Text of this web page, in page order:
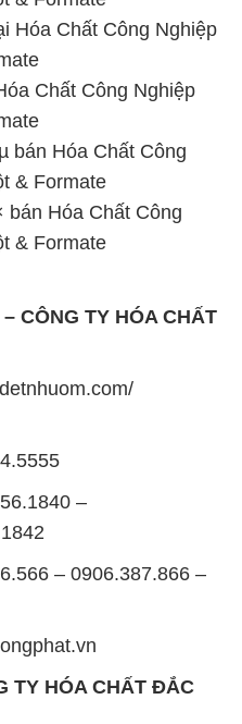
Hóa Chất Công Nghiệp
Chất Công Nghiệp
bán Hóa Chất Công
& Formate
bán Hóa Chất Công
& Formate
CÔNG TY HÓA CHẤT
–
– 0906.387.866 –
TY HÓA CHẤT ĐẮC